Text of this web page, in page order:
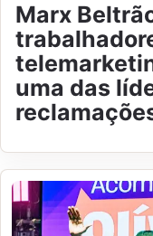
Marx
uma das